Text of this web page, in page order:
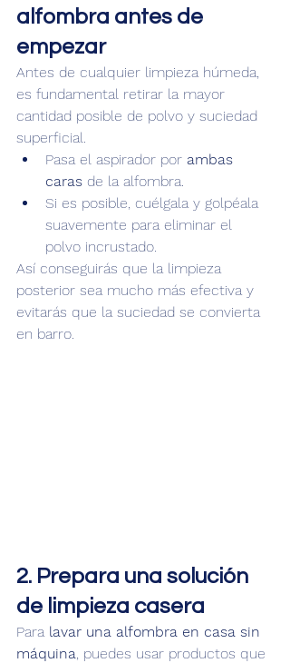
alfombra antes de
empezar
Antes de cualquier limpieza húmeda,
es fundamental retirar la mayor
cantidad posible de polvo y suciedad
superficial.
Pasa el aspirador por ambas
caras de la alfombra.
Si es posible, cuélgala y golpéala
suavemente para eliminar el
polvo incrustado.
Así conseguirás que la limpieza
posterior sea mucho más efectiva y
evitarás que la suciedad se convierta
en barro.
2. Prepara una solución
de limpieza casera
Para lavar una alfombra en casa sin
máquina , puedes usar productos que